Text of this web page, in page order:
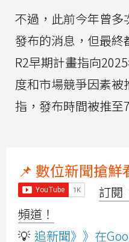
不過，此前今年曾多
發布的消息，但最終
R2早期計畫指向
度和市場競爭因素
指，發布時間被推至
📌 數位新聞搶鮮
訂閱
頻道！
💡 追新聞》》在